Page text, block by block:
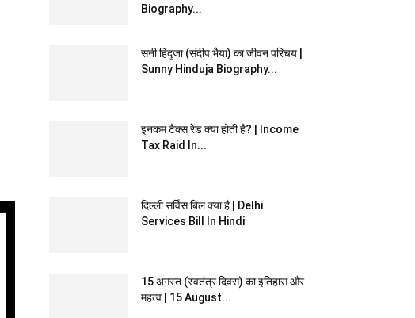
Biography...
सनी हिंदुजा (संदीप भैया) का जीवन परिचय |
Sunny Hinduja Biography...
इनकम टैक्स रेड क्या होती है? | Income
Tax Raid In...
दिल्ली सर्विस बिल क्या है | Delhi
Services Bill In Hindi
15 अगस्त (स्वतंत्र दिवस) का इतिहास और
महत्व | 15 August...